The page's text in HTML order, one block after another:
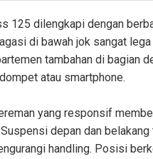
125 dilengkapi dengan
di bawah jok sangat
tambahan di bagian
atau smartphone.
yang responsif
depan dan
handling. Posisi